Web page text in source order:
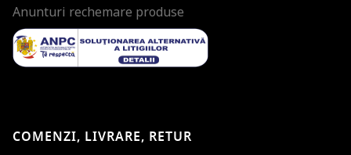
Anunturi rechemare produse
COMENZI, LIVRARE, RETUR